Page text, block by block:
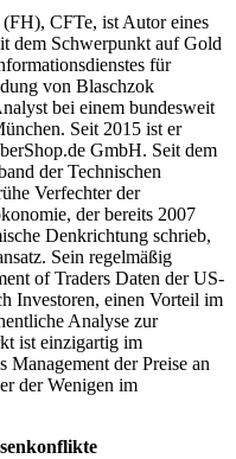
CFTe, ist Autor eines
dem Schwerpunkt auf Gold
für
von Blaschzok
bei einem bundesweit
Seit 2015 ist er
GmbH. Seit dem
der Technischen
Verfechter der
der bereits 2007
Denkrichtung schrieb,
Sein regelmäßig
of Traders Daten der US-
Investoren, einen Vorteil im
Analyse zur
ist einzigartig im
Management der Preise an
der Wenigen im